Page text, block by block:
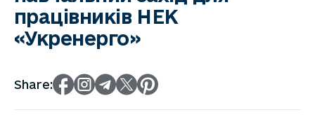
працівників НЕК
«Укренерго»
Share: